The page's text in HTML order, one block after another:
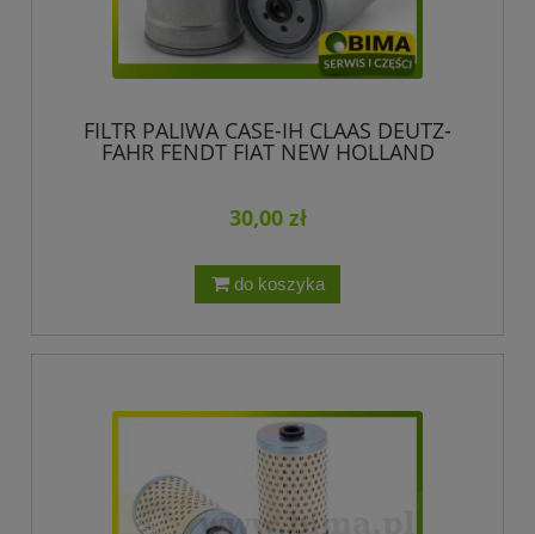
FILTR PALIWA CASE-IH CLAAS DEUTZ-
FAHR FENDT FIAT NEW HOLLAND
30,00 zł
do koszyka